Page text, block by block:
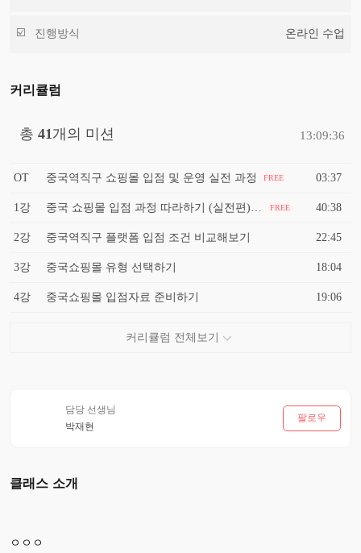
진행방식 온라인 수업
커리큘럼
총 41 개의 미션 13:09:36
OT 중국역직구 쇼핑몰 입점 및 운영 실전 과정 FREE 03:37
1강 FREE 40:38
2강 중국역직구 플랫폼 입점 조건 비교해보기 22:45
3강 중국쇼핑몰 유형 선택하기 18:04
4강 중국쇼핑몰 입점자료 준비하기 19:06
담당 선생님
박재현
팔로우
클래스 소개
ㅇㅇㅇ